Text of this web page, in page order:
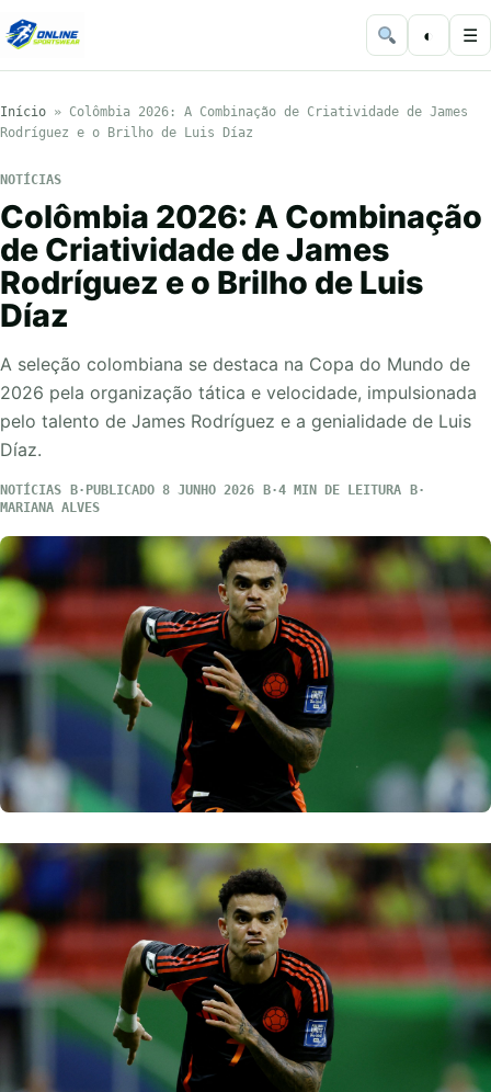
◐ ☰
Início » Colômbia 2026: A Combinação de Criatividade de James
Rodríguez e o Brilho de Luis Díaz
NOTÍCIAS
Colômbia 2026: A Combinação
de Criatividade de James
Rodríguez e o Brilho de Luis
Díaz
A seleção colombiana se destaca na Copa do Mundo de
2026 pela organização tática e velocidade, impulsionada
pelo talento de James Rodríguez e a genialidade de Luis
Díaz.
NOTÍCIAS PUBLICADO 8 JUNHO 2026
4 MIN DE LEITURA
MARIANA ALVES